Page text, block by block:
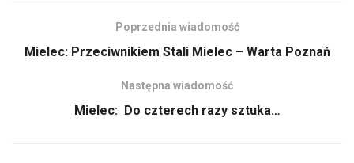
Poprzednia wiadomość
Mielec: Przeciwnikiem Stali Mielec – Warta Poznań
Następna wiadomość
Mielec: Do czterech razy sztuka…